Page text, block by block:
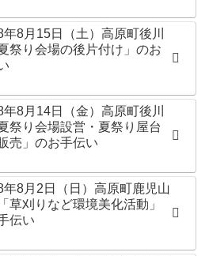
年8月15日（土）高原町後川
祭り会場の後片付け」のお
年8月14日（金）高原町後川
祭り会場設営・夏祭り屋台
売」のお手伝い
年8月2日（日）高原町鹿児山
草刈りなど環境美化活動」
伝い